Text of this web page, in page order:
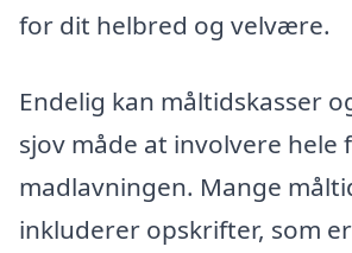
for dit helbred og velvære.
Endelig kan måltidskasser
sjov måde at involvere hele
madlavningen. Mange
inkluderer opskrifter, som